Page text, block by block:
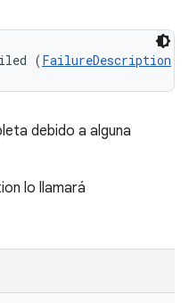
(FailureDescription
debido a alguna
lo llamará